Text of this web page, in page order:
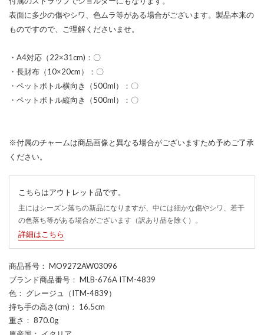
表面に多少の傷やシワ、色ムラ等がある場合がございます。製品本来の
ものですので、ご理解くださいませ。
・A4対応（22×31cm)：〇
・長財布（10×20cm）：〇
・ペットボトル横向き（500ml）：〇
・ペットボトル縦向き（500ml）：〇
※付属のチャームは商品画像と異なる場合がございますため予めご了承
ください。
こちらはアウトレット品です。
主にはシーズン落ちの新品になりますが、中には細かな傷やシワ、若干
の色落ち等がある場合がございます（訳あり品を除く）。
詳細はこちら
商品番号 ： MO9272AW03096
ブランド商品番号 ： MLB-676A ITM-4839
色 ： グレージュ（ITM-4839）
持ち手の高さ(cm) ： 16.5cm
重さ ： 870.0g